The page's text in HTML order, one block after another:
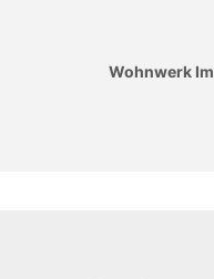
Wohnwerk